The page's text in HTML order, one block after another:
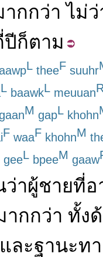
ากกว่า ไม่ว่
ปีก็ตาม
L theeF suuhr
L baawkL meuuan
M gapL khohn
F waaF khohnM
geeL bpeeM gaaw
ว่าผู้ชายที่อ
ากกว่า ทั้ง
และฐานะท